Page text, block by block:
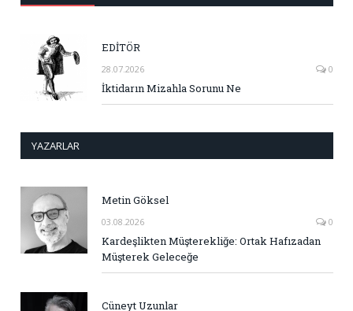
EDİTÖR
28.07.2026 0
İktidarın Mizahla Sorunu Ne
YAZARLAR
Metin Göksel
03.08.2026 0
Kardeşlikten Müşterekliğe: Ortak Hafızadan
Müşterek Geleceğe
Cüneyt Uzunlar